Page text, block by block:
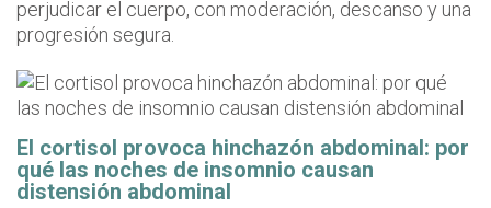
perjudicar el cuerpo, con moderación, descanso y una
progresión segura.
El cortisol provoca hinchazón abdominal: por
qué las noches de insomnio causan
distensión abdominal